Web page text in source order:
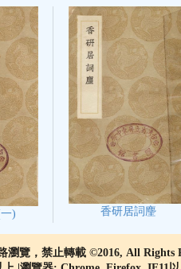
) 香研居詞麈
瀏覽，禁止轉載 ©2016, All Rights